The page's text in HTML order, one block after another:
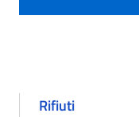
Rifiuti